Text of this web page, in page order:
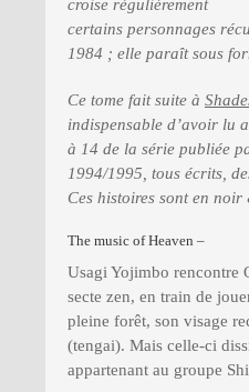
croise régulièrement
certains personnages
1984 ; elle paraît sous
Ce tome fait suite à
indispensable d’avoir lu
à 14 de la série publiée
1994/1995, tous écrits,
Ces histoires sont en
The music of Heaven –
Usagi Yojimbo rencontre
secte zen, en train de
pleine forêt, son visage
(tengai). Mais celle-ci
appartenant au groupe